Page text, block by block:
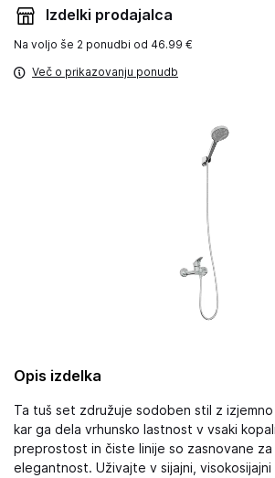
Opis izdelka
Ta tuš set združuje sodoben stil z izjemno
kar ga dela vrhunsko lastnost v vsaki
preprostost in čiste linije so zasnovane
elegantnost. Uživajte v sijajni,
Izdelki prodajalca
Na voljo še 2 ponudbi od 46.99 €
Več o prikazovanju ponudb